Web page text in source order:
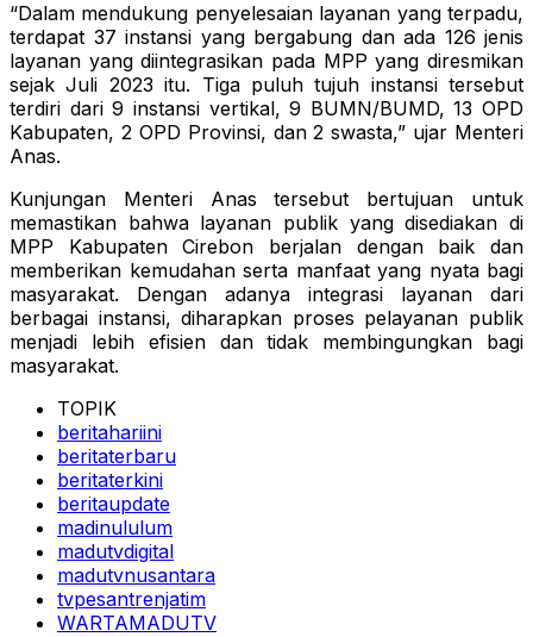
“Dalam mendukung penyelesaian layanan yang terpadu,
terdapat 37 instansi yang bergabung dan ada 126 jenis
layanan yang diintegrasikan pada MPP yang diresmikan
sejak Juli 2023 itu. Tiga puluh tujuh instansi tersebut
terdiri dari 9 instansi vertikal, 9 BUMN/BUMD, 13 OPD
Kabupaten, 2 OPD Provinsi, dan 2 swasta,” ujar Menteri
Anas.
Kunjungan Menteri Anas tersebut bertujuan untuk
memastikan bahwa layanan publik yang disediakan di
MPP Kabupaten Cirebon berjalan dengan baik dan
memberikan kemudahan serta manfaat yang nyata bagi
masyarakat. Dengan adanya integrasi layanan dari
berbagai instansi, diharapkan proses pelayanan publik
menjadi lebih efisien dan tidak membingungkan bagi
masyarakat.
TOPIK
beritahariini
beritaterbaru
beritaterkini
beritaupdate
madinululum
madutvdigital
madutvnusantara
tvpesantrenjatim
WARTAMADUTV